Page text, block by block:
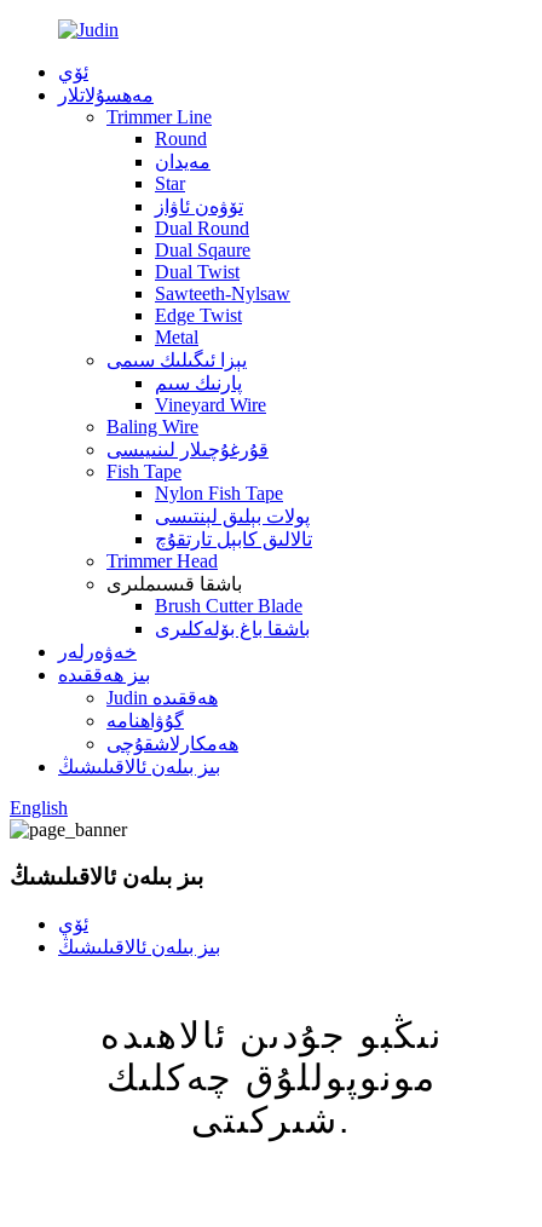
ئۆي
مەھسۇلاتلار
Trimmer Line
Round
مەيدان
Star
تۆۋەن ئاۋاز
Dual Round
Dual Sqaure
Dual Twist
Sawteeth-Nylsaw
Edge Twist
Metal
يېزا ئىگىلىك سىمى
پارنىك سىم
Vineyard Wire
Baling Wire
قۇرغۇچىلار لىنىيىسى
Fish Tape
Nylon Fish Tape
پولات بېلىق لېنتىسى
تالالىق كابېل تارتقۇچ
Trimmer Head
باشقا قىسىملىرى
Brush Cutter Blade
باشقا باغ بۆلەكلىرى
خەۋەرلەر
بىز ھەققىدە
Judin ھەققىدە
گۇۋاھنامە
ھەمكارلاشقۇچى
بىز بىلەن ئالاقىلىشىڭ
English
بىز بىلەن ئالاقىلىشىڭ
ئۆي
بىز بىلەن ئالاقىلىشىڭ
نىڭبو جۇدىن ئالاھىدە
مونوپوللۇق چەكلىك
شىركىتى.